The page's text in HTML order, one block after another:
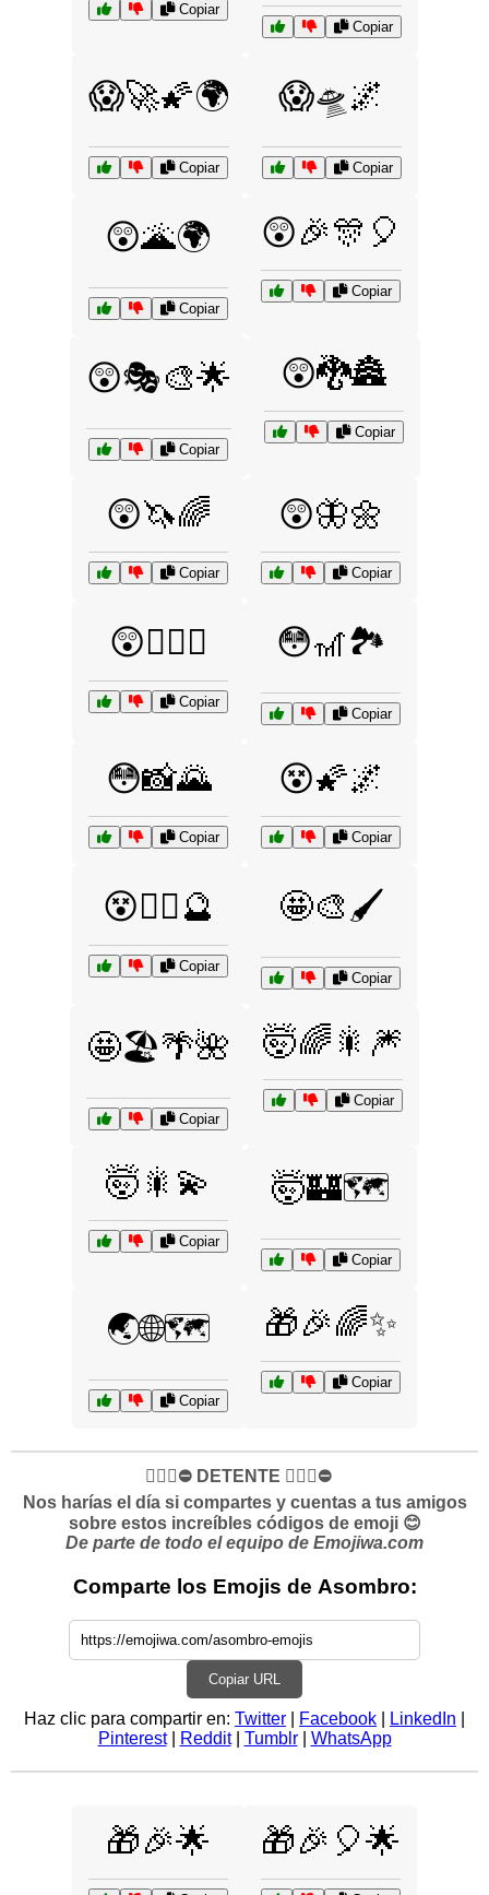
Copiar
Copiar
😱🚀🌠🌍
Copiar
😱🛸🌌
Copiar
😲🌋🌍
Copiar
😲🎉🎊🎈
Copiar
😲🎭🎨🌟
Copiar
😲🐉🏯
Copiar
😲🦄🌈
Copiar
😲🦋🌼
Copiar
😲🧙‍♂️✨
Copiar
😳🎢🏞️
Copiar
😳📸🌄
Copiar
😵🌠🌌
Copiar
😵🧙‍♂️🔮
Copiar
🤩🎨🖌️
Copiar
🤩🏖️🌴🌺
Copiar
🤯🌈🎇🎆
Copiar
🤯🎇💫
Copiar
🤯🏰🗺️
Copiar
🌏🌐🗺️
Copiar
🎁🎉🌈✨
Copiar
✋🏻🛑⛔️ DETENTE ✋🏻🛑⛔️
Nos harías el día si compartes y cuentas a tus amigos
sobre estos increíbles códigos de emoji 😊
De parte de todo el equipo de Emojiwa.com
Comparte los Emojis de Asombro:
Copiar URL
Haz clic para compartir en: Twitter Facebook LinkedIn
Pinterest| Reddit| Tumblr| WhatsApp
🎁🎉🌟 🎁🎉🎈🌟